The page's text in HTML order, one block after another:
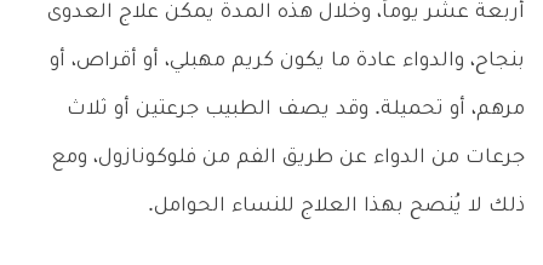
أربعة عشر يوماً، وخلال هذه المدة يمكن علاج العدوى
بنجاح، والدواء عادة ما يكون كريم مهبلي، أو أقراص، أو
مرهم، أو تحميلة. وقد يصف الطبيب جرعتين أو ثلاث
جرعات من الدواء عن طريق الفم من فلوكونازول، ومع
ذلك لا يُنصح بهذا العلاج للنساء الحوامل.